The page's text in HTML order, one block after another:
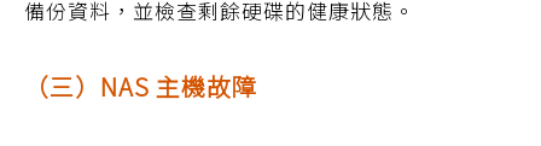
備份資料，並檢查剩餘硬碟的健康狀態。
（三）NAS 主機故障